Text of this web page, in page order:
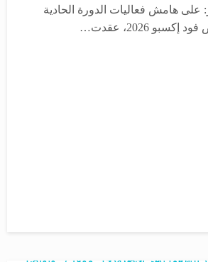
على هامش فعاليات الدورة الحادية
2026، عقدت…